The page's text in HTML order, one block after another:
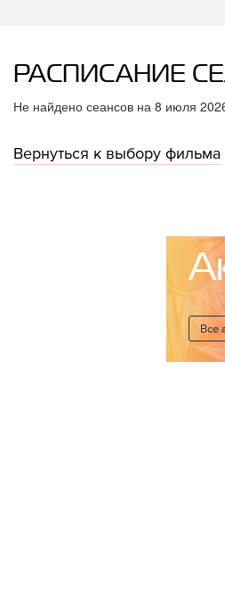
РАСПИСАНИЕ
Не найдено сеансов на 8 июля
Вернуться к выбору фильма
Все